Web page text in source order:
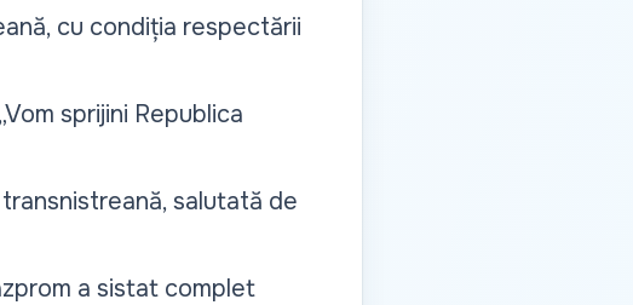
cu condiția respectării
sprijini Republica
salutată de
a sistat complet